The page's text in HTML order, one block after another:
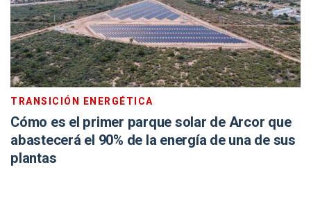
TRANSICIÓN ENERGÉTICA
Cómo es el primer parque solar de Arcor que
abastecerá el 90% de la energía de una de sus
plantas